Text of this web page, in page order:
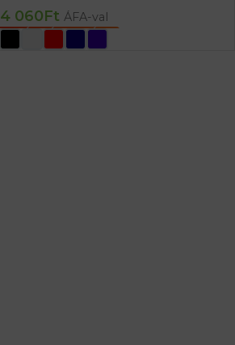
4 060Ft ÁFA-val
OPCIÓK VÁLASZTÁSA